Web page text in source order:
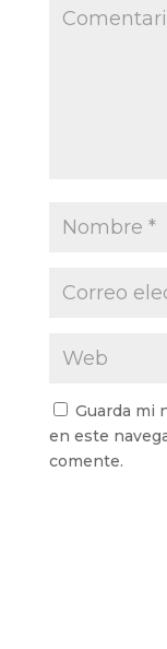
Guarda mi
en este
comente.